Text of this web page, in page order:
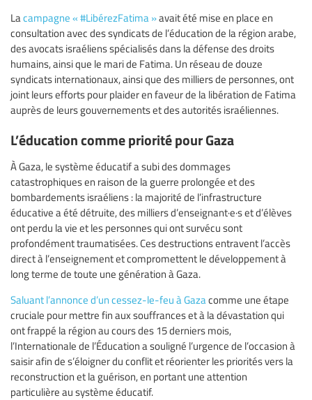
Lacampagne « #LibérezFatima »avait été mise en place en
consultation avec des syndicats de l’éducation de la région arabe,
des avocats israéliens spécialisés dans la défense des droits
humains, ainsi que le mari de Fatima. Un réseau de douze
syndicats internationaux, ainsi que des milliers de personnes, ont
joint leurs efforts pour plaider en faveur de la libération de Fatima
auprès de leurs gouvernements et des autorités israéliennes.
L’éducation comme priorité pour Gaza
À Gaza, le système éducatif a subi des dommages
catastrophiques en raison de la guerre prolongée et des
bombardements israéliens : la majorité de l’infrastructure
éducative a été détruite, des milliers d’enseignant·e·s et d’élèves
ont perdu la vie et les personnes qui ont survécu sont
profondément traumatisées. Ces destructions entravent l’accès
direct à l’enseignement et compromettent le développement à
long terme de toute une génération à Gaza.
Saluant l’annonce d’un cessez-le-feu à Gazacomme une étape
cruciale pour mettre fin aux souffrances et à la dévastation qui
ont frappé la région au cours des 15 derniers mois,
l’Internationale de l’Éducation a souligné l’urgence de l’occasion à
saisir afin de s’éloigner du conflit et réorienter les priorités vers la
reconstruction et la guérison, en portant une attention
particulière au système éducatif.